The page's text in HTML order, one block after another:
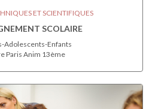
ET SCIENTIFIQUES
SCOLAIRE
Adolescents-Enfants
Paris Anim 13ème